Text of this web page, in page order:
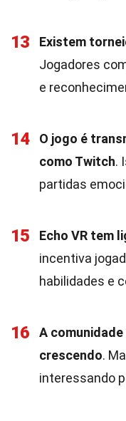
13 Existem
Jogadores
e
14
O jogo é
como Twitch.
partidas
15 Echo VR tem
incentiva
habilidades e
16
A
crescendo.
interessando